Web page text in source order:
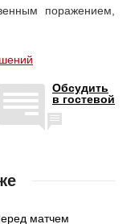
поражением,
Обсудить
в гостевой
матчем